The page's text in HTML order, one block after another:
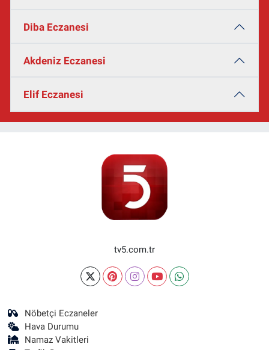
Diba Eczanesi
Akdeniz Eczanesi
Elif Eczanesi
tv5.com.tr
Nöbetçi Eczaneler
Hava Durumu
Namaz Vakitleri